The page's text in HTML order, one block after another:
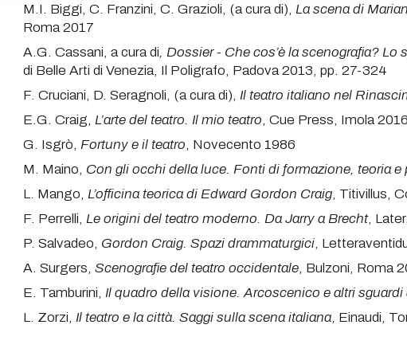
M.I. Biggi, C. Franzini, C. Grazioli, (a cura di), La scena di
Roma 2017
A.G. Cassani, a cura di, Dossier - Che cos’è la scenografia?
di Belle Arti di Venezia, Il Poligrafo, Padova 2013, pp. 27-324
F. Cruciani, D. Seragnoli, (a cura di), Il teatro italiano nel
E.G. Craig, L’arte del teatro. Il mio teatro, Cue Press, Imola 2016
G. Isgrò, Fortuny e il teatro, Novecento 1986
M. Maino, Con gli occhi della luce. Fonti di formazione, teoria
L. Mango, L’officina teorica di Edward Gordon Craig, Titivillus,
F. Perrelli, Le origini del teatro moderno. Da Jarry a Brecht,
P. Salvadeo, Gordon Craig. Spazi drammaturgici,
A. Surgers, Scenografie del teatro occidentale, Bulzoni, Roma
E. Tamburini, Il quadro della visione. Arcoscenico e altri
L. Zorzi, Il teatro e la città. Saggi sulla scena italiana, Einaudi,